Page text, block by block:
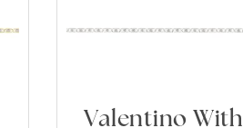
Valentino With